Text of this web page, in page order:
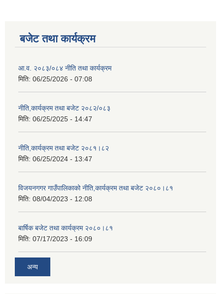
बजेट तथा कार्यक्रम
आ.व. २०८३/०८४ नीति तथा कार्यक्रम
मिति: 06/25/2026 - 07:08
नीति,कार्यक्रम तथा बजेट २०८२/०८३
मिति: 06/25/2025 - 14:47
नीति,कार्यक्रम तथा बजेट २०८१।८२
मिति: 06/25/2024 - 13:47
विजयनगगर गाउँपालिकाको नीति,कार्यक्रम तथा बजेट २०८०।८१
मिति: 08/04/2023 - 12:08
बार्षिक बजेट तथा कार्यक्रम २०८०।८१
मिति: 07/17/2023 - 16:09
अन्य